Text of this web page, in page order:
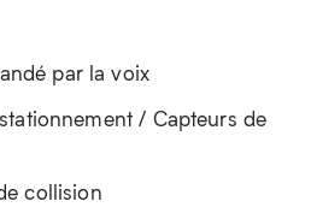
par la voix
/ Capteurs de
collision